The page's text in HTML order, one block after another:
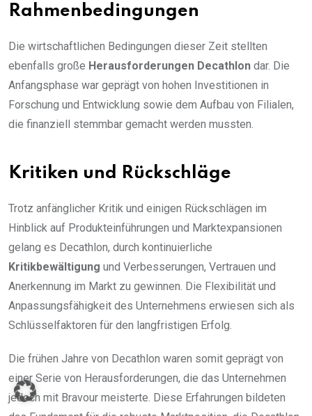
Rahmenbedingungen
Die wirtschaftlichen Bedingungen dieser Zeit stellten
ebenfalls große Herausforderungen Decathlon dar. Die
Anfangsphase war geprägt von hohen Investitionen in
Forschung und Entwicklung sowie dem Aufbau von Filialen,
die finanziell stemmbar gemacht werden mussten.
Kritiken und Rückschläge
Trotz anfänglicher Kritik und einigen Rückschlägen im
Hinblick auf Produkteinführungen und Marktexpansionen
gelang es Decathlon, durch kontinuierliche
Kritikbewältigung und Verbesserungen, Vertrauen und
Anerkennung im Markt zu gewinnen. Die Flexibilität und
Anpassungsfähigkeit des Unternehmens erwiesen sich als
Schlüsselfaktoren für den langfristigen Erfolg.
Die frühen Jahre von Decathlon waren somit geprägt von
einer Serie von Herausforderungen, die das Unternehmen
jedoch mit Bravour meisterte. Diese Erfahrungen bildeten